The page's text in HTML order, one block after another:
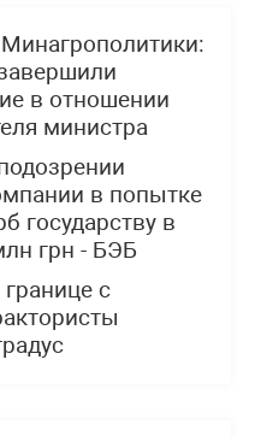
в отношении
министра
в попытке
государству в
грн - БЭБ
с